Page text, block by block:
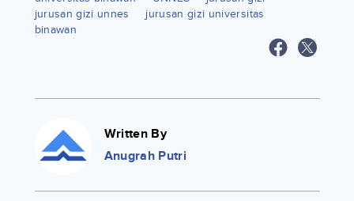
jurusan gizi unnes
jurusan gizi universitas
binawan
Written By
Anugrah Putri